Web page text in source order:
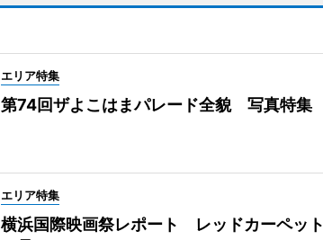
エリア特集
第74回ザよこはまパレード全貌 写真特集
エリア特集
横浜国際映画祭レポート レッドカーペッ